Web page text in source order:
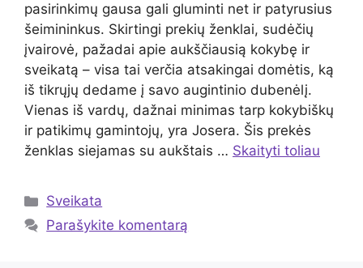
pasirinkimų gausa gali gluminti net ir patyrusius
šeimininkus. Skirtingi prekių ženklai, sudėčių
įvairovė, pažadai apie aukščiausią kokybę ir
sveikatą – visa tai verčia atsakingai domėtis, ką
iš tikrųjų dedame į savo augintinio dubenėlį.
Vienas iš vardų, dažnai minimas tarp kokybiškų
ir patikimų gamintojų, yra Josera. Šis prekės
ženklas siejamas su aukštais … Skaityti toliau
Kategorijos
Sveikata
Parašykite komentarą